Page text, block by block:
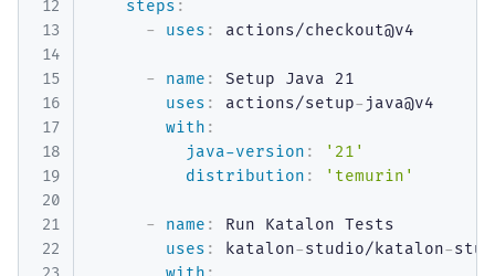
steps :
-
uses : actions/checkout@v4
- name :
Setup Java 21
uses : actions/setup- java@v4
with :
java-version :
'21'
distribution : 'temurin'
- name :
Run Katalon Tests
uses : katalon-studio/katalon-